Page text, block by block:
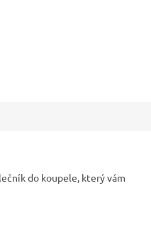
do koupele, který vám